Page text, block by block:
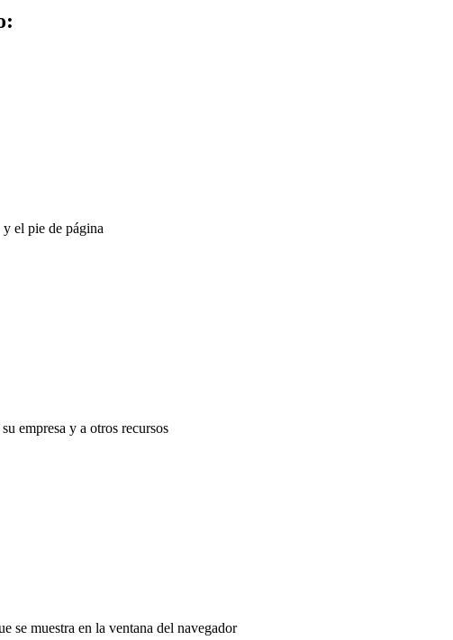
el pie de página
empresa y a otros recursos
se muestra en la ventana del navegador